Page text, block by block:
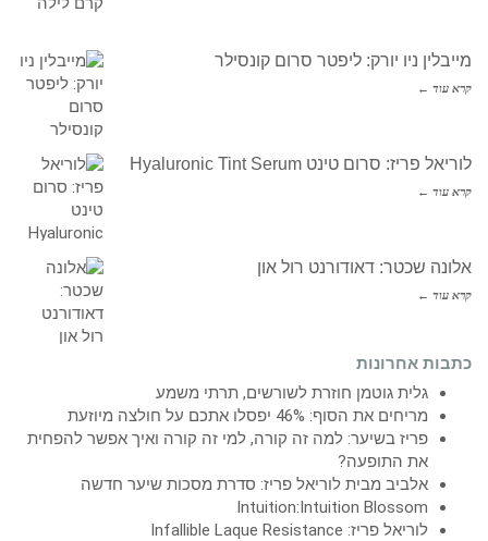
מייבלין ניו יורק: ליפטר סרום קונסילר
קרא עוד ←
לוריאל פריז: סרום טינט Hyaluronic Tint Serum
קרא עוד ←
אלונה שכטר: דאודורנט רול און
קרא עוד ←
כתבות אחרונות
גלית גוטמן חוזרת לשורשים, תרתי משמע
מריחים את הסוף: 46% יפסלו אתכם על חולצה מיוזעת
פריז בשיער: למה זה קורה, למי זה קורה ואיך אפשר להפחית
את התופעה?
אלביב מבית לוריאל פריז: סדרת מסכות שיער חדשה
Intuition:Intuition Blossom
לוריאל פריז: Infallible Laque Resistance